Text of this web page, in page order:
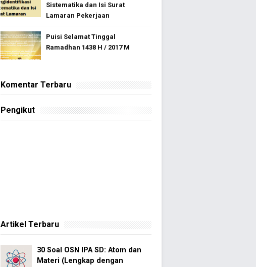
Sistematika dan Isi Surat
Lamaran Pekerjaan
Puisi Selamat Tinggal
Ramadhan 1438 H / 2017 M
Komentar Terbaru
Pengikut
Artikel Terbaru
30 Soal OSN IPA SD: Atom dan
Materi (Lengkap dengan